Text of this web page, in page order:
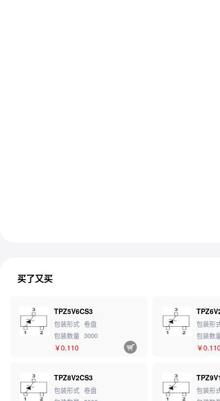
买了又买
TPZ5V6CS3
包装形式 卷盘
包装数量 3000
￥0.110
包装形
包装数
￥
TPZ8V2CS3
包装形式 卷盘
包装形